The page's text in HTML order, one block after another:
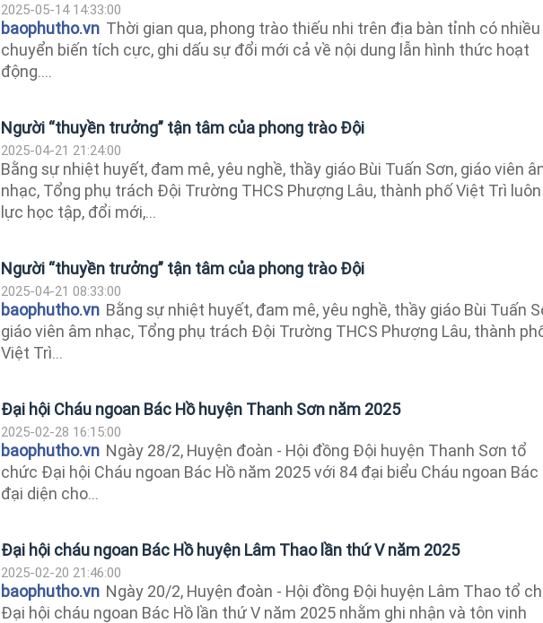
2025-05-14 14:33:00
baophutho.vn Thời gian qua, phong trào thiếu nhi trên địa bàn tỉnh có nhiều
chuyển biến tích cực, ghi dấu sự đổi mới cả về nội dung lẫn hình thức hoạt
động....
Người “thuyền trưởng” tận tâm của phong trào Đội
2025-04-21 21:24:00
Bằng sự nhiệt huyết, đam mê, yêu nghề, thầy giáo Bùi Tuấn Sơn, giáo viên
nhạc, Tổng phụ trách Đội Trường THCS Phượng Lâu, thành phố Việt Trì
lực học tập, đổi mới,...
Người “thuyền trưởng” tận tâm của phong trào Đội
2025-04-21 08:33:00
baophutho.vn Bằng sự nhiệt huyết, đam mê, yêu nghề, thầy giáo Bùi Tuấn
giáo viên âm nhạc, Tổng phụ trách Đội Trường THCS Phượng Lâu, thành
Việt Trì...
Đại hội Cháu ngoan Bác Hồ huyện Thanh Sơn năm 2025
2025-02-28 16:15:00
baophutho.vn Ngày 28/2, Huyện đoàn - Hội đồng Đội huyện Thanh Sơn tổ
chức Đại hội Cháu ngoan Bác Hồ năm 2025 với 84 đại biểu Cháu ngoan Bác
đại diện cho...
Đại hội cháu ngoan Bác Hồ huyện Lâm Thao lần thứ V năm 2025
2025-02-20 21:46:00
baophutho.vn Ngày 20/2, Huyện đoàn - Hội đồng Đội huyện Lâm Thao tổ
Đại hội cháu ngoan Bác Hồ lần thứ V năm 2025 nhằm ghi nhận và tôn vinh